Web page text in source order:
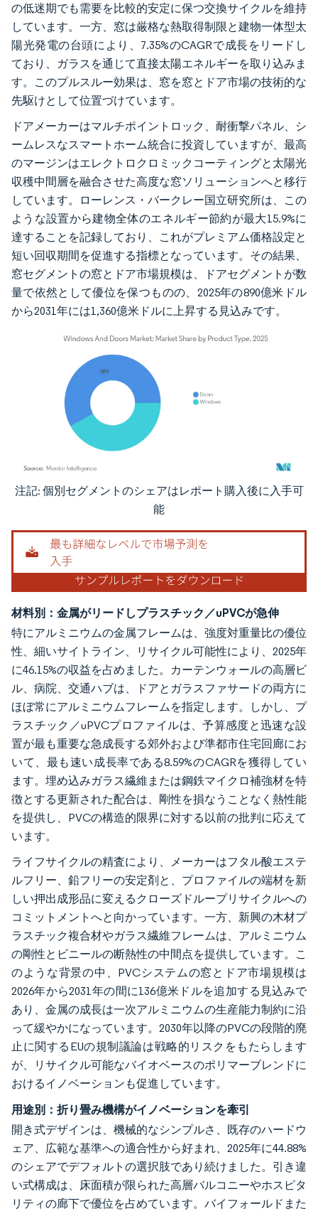
の低迷期でも需要を比較的安定に保つ交換サイクルを維持
しています。一方、窓は厳格な熱取得制限と建物一体型太
陽光発電の台頭により、7.35%のCAGRで成長をリードし
ており、ガラスを通じて直接太陽エネルギーを取り込みま
す。このプルスルー効果は、窓を窓とドア市場の技術的な
先駆けとして位置づけています。
ドアメーカーはマルチポイントロック、耐衝撃パネル、シ
ームレスなスマートホーム統合に投資していますが、最高
のマージンはエレクトロクロミックコーティングと太陽光
収穫中間層を融合させた高度な窓ソリューションへと移行
しています。ローレンス・バークレー国立研究所は、この
ような設置から建物全体のエネルギー節約が最大15.9%に
達することを記録しており、これがプレミアム価格設定と
短い回収期間を促進する指標となっています。その結果、
窓セグメントの窓とドア市場規模は、ドアセグメントが数
量で依然として優位を保つものの、2025年の890億米ドル
から2031年には1,360億米ドルに上昇する見込みです。
画像 © Mordor Intelligence。再利用にはCC BY 4.0の表示が必要です。
注記: 個別セグメントのシェアはレポート購入後に入手可
能
材料別：金属がリードしプラスチック／uPVCが急伸
特にアルミニウムの金属フレームは、強度対重量比の優位
性、細いサイトライン、リサイクル可能性により、2025年
に46.15%の収益を占めました。カーテンウォールの高層ビ
ル、病院、交通ハブは、ドアとガラスファサードの両方に
ほぼ常にアルミニウムフレームを指定します。しかし、プ
ラスチック／uPVCプロファイルは、予算感度と迅速な設
置が最も重要な急成長する郊外および準都市住宅回廊にお
いて、最も速い成長率である8.59%のCAGRを獲得してい
ます。埋め込みガラス繊維または鋼鉄マイクロ補強材を特
徴とする更新された配合は、剛性を損なうことなく熱性能
を提供し、PVCの構造的限界に対する以前の批判に応えて
います。
ライフサイクルの精査により、メーカーはフタル酸エステ
ルフリー、鉛フリーの安定剤と、プロファイルの端材を新
しい押出成形品に変えるクローズドループリサイクルへの
コミットメントへと向かっています。一方、新興の木材プ
ラスチック複合材やガラス繊維フレームは、アルミニウム
の剛性とビニールの断熱性の中間点を提供しています。こ
のような背景の中、PVCシステムの窓とドア市場規模は
2026年から2031年の間に136億米ドルを追加する見込みで
あり、金属の成長は一次アルミニウムの生産能力制約に沿
って緩やかになっています。2030年以降のPVCの段階的廃
止に関するEUの規制議論は戦略的リスクをもたらします
が、リサイクル可能なバイオベースのポリマーブレンドに
おけるイノベーションも促進しています。
用途別：折り畳み機構がイノベーションを牽引
開き式デザインは、機械的なシンプルさ、既存のハードウ
ェア、広範な基準への適合性から好まれ、2025年に44.88%
のシェアでデフォルトの選択肢であり続けました。引き違
い式構成は、床面積が限られた高層バルコニーやホスピタ
リティの廊下で優位を占めています。バイフォールドまた